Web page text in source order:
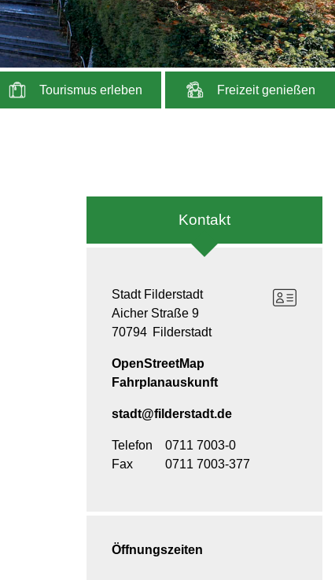
Tourismus erleben Freizeit genießen
Kontakt
Stadt Filderstadt
Aicher Straße 9
70794 Filderstadt
OpenStreetMap
Fahrplanauskunft
stadt@filderstadt.de
Telefon
0711 7003-0
Fax
0711 7003-377
Öffnungszeiten